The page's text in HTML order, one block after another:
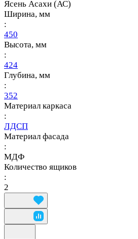
Ясень Асахи (АС)
Ширина, мм
:
450
Высота, мм
:
424
Глубина, мм
:
352
Материал каркаса
:
ЛДСП
Материал фасада
:
МДФ
Количество ящиков
:
2